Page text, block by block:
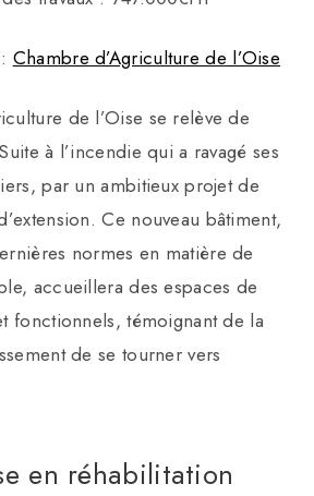
Chambre d’Agriculture de l’Oise
de l’Oise se relève de
à l’incendie qui a ravagé ses
par un ambitieux projet de
Ce nouveau bâtiment,
normes en matière de
accueillera des espaces de
fonctionnels, témoignant de la
de se tourner vers
en réhabilitation